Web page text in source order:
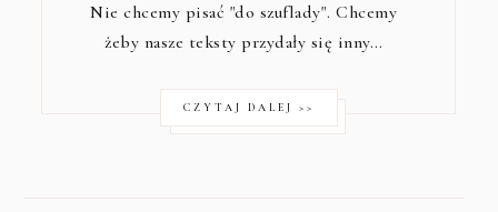
Nie chcemy pisać "do szuflady". Chcemy
żeby nasze teksty przydały się inny…
CZYTAJ DALEJ >>